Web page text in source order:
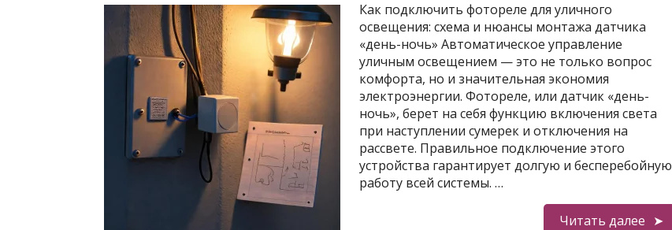
Как подключить фотореле для уличного
освещения: схема и нюансы монтажа датчика
«день-ночь» Автоматическое управление
уличным освещением — это не только вопрос
комфорта, но и значительная экономия
электроэнергии. Фотореле, или датчик «день-
ночь», берет на себя функцию включения света
при наступлении сумерек и отключения на
рассвете. Правильное подключение этого
устройства гарантирует долгую и бесперебойную
работу всей системы. …
Читать далее